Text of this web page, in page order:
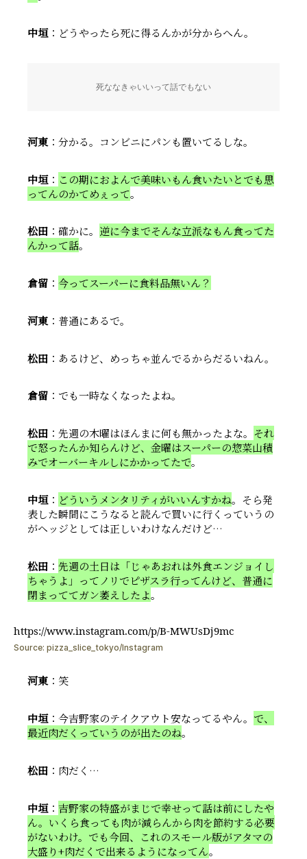
中垣：どうやったら死に得るんかが分からへん。
死ななきゃいいって話でもない
河東 ：分かる。コンビニにパンも置いてるしな。
中垣： この期におよんで美味いもん食いたいとでも思
ってんのかてめぇって。
松田 ：確かに。 逆に今までそんな立派なもん食ってた
んかって話。
倉留 ： 今ってスーパーに食料品無いん？
河東 ：普通にあるで。
松田 ：あるけど、めっちゃ並んでるからだるいねん。
倉留 ：でも一時なくなったよね。
松田 ：先週の木曜はほんまに何も無かったよな。 それ
で怒ったんか知らんけど、金曜はスーパーの惣菜山積
みでオーバーキルしにかかってたで。
中垣： どういうメンタリティがいいんすかね。そら発
表した瞬間にこうなると読んで買いに行くっていうの
がヘッジとしては正しいわけなんだけど…
松田 ： 先週の土日は「じゃあおれは外食エンジョイし
ちゃうよ」ってノリでピザスラ行ってんけど、普通に
閉まっててガン萎えしたよ。
https://www.instagram.com/p/B-MWUsDj9mc
Source: pizza_slice_tokyo/Instagram
河東：笑
中垣：今吉野家のテイクアウト安なってるやん。 で、
最近肉だくっていうのが出たのね。
松田 ：肉だく…
中垣： 吉野家の特盛がまじで幸せって話は前にしたや
ん。いくら食っても肉が減らんから肉を節約する必要
がないわけ。でも今回、これのスモール版がアタマの
大盛り+肉だくで出来るようになってん。